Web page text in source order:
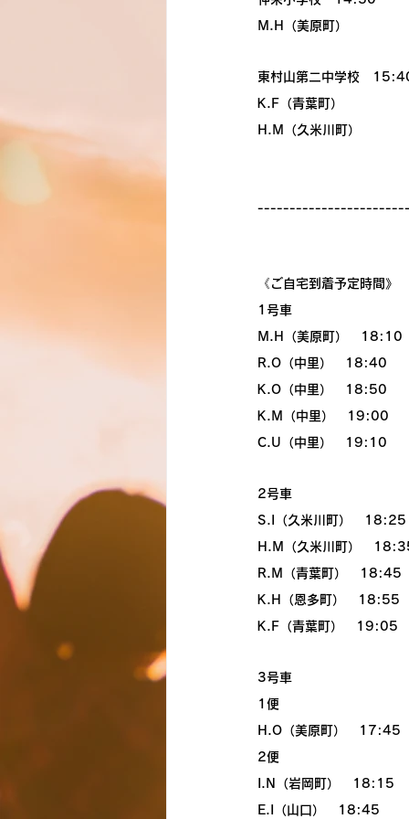
M.H（美原町）
東村山第二中学校　
K.F（青葉町）
H.M（久米川町）
《ご自宅到着予定時間》
1号車
M.H（美原町）　18:10
R.O（中里）　18:40
K.O（中里）　18:50
K.M（中里）　19:00
C.U（中里）　19:10
2号車
S.I（久米川町）　18:25
H.M（久米川町）　
R.M（青葉町）　18:45
K.H（恩多町）　18:55
K.F（青葉町）　19:05
3号車
1便
H.O（美原町）　17:45
2便
I.N（岩岡町）　18:15
E.I（山口）　18:45